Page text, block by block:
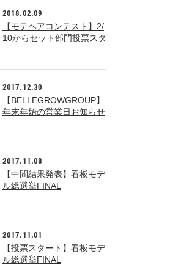
2018.02.09
【モテヘアコンテスト】2/
10からセット部門投票スタ
2017.12.30
【BELLEGROWGROUP】
年末年始の営業日お知らせ
2017.11.08
【中間結果発表】看板モデ
ル総選挙FINAL
2017.11.01
【投票スタート】看板モデ
ル総選挙FINAL